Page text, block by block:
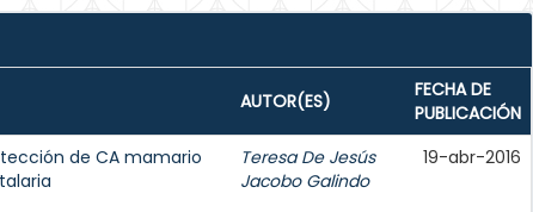
AUTOR(ES)
FECHA DE
PUBLICACIÓN
de CA mamario
Teresa De Jesús
Jacobo Galindo
19-abr-2016